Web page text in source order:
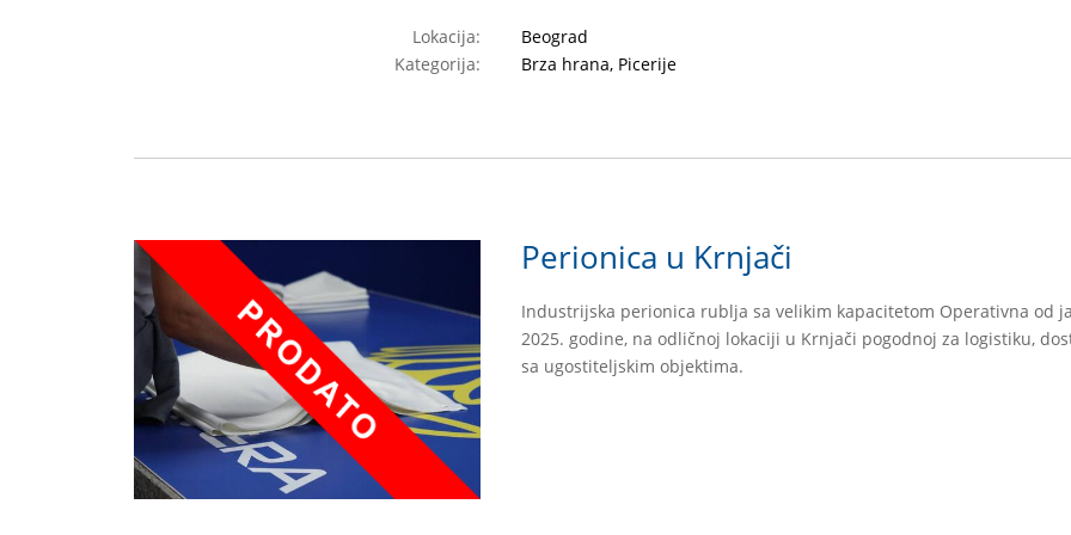
Lokacija:
Beograd
Kategorija:
Brza hrana, Picerije
Perionica u Krnjači
Industrijska perionica rublja sa velikim kapacitetom Operativna od
2025. godine, na odličnoj lokaciji u Krnjači pogodnoj za logistiku,
sa ugostiteljskim objektima.